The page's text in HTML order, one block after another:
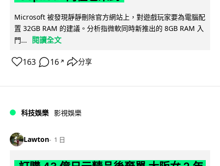
Microsoft 被發現靜靜刪除官方網站上，對遊戲玩家要為電腦配
置 32GB RAM 的建議。分析指微軟同時新推出的 8GB RAM 入
門...
閱讀全文
163 16 ↗ 分享
科技娛樂 影視娛樂
Lawton 1 日